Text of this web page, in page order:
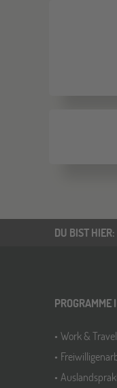
DU BIST HIER:
PROGRAMME
Work & Travel